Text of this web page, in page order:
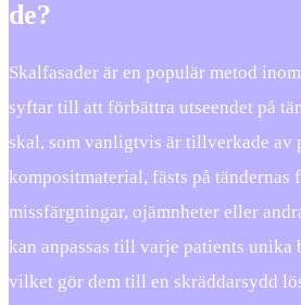
de?
Skalfasader är en populär metod
syftar till att förbättra utseendet på
skal, som vanligtvis är tillverkade av
kompositmaterial, fästs på tändernas
missfärgningar, ojämnheter eller
kan anpassas till varje patients unika
vilket gör dem till en skräddarsydd